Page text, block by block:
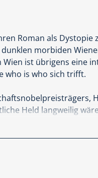
Roman als
morbiden
ist übrigens eine
who is who sich trifft.
Held langweilig
Krankenpfleger
folgt. Die erste